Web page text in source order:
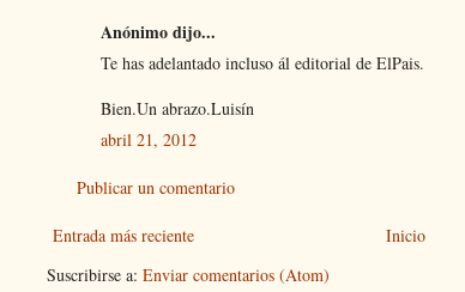
Anónimo dijo...
Te has adelantado incluso ál editorial de ElPais.
Bien.Un abrazo.Luisín
abril 21, 2012
Publicar un comentario
Entrada más reciente
Inicio
Suscribirse a: Enviar comentarios (Atom)